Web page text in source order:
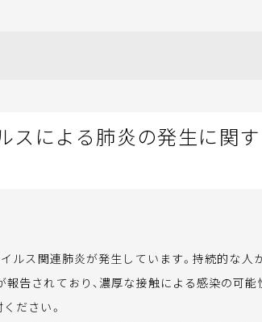
スによる肺炎の発生に関す
ルス関連肺炎が発生しています。持続的な人
告されており、濃厚な接触による感染の可能
ださい。